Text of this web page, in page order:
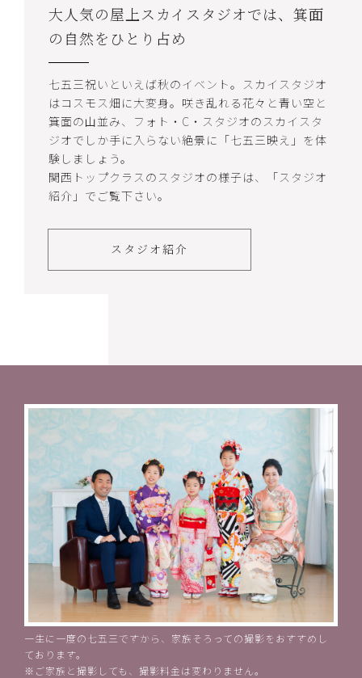
大人気の屋上スカイスタジオでは、箕面
の自然をひとり占め
七五三祝いといえば秋のイベント。スカイスタジオ
はコスモス畑に大変身。咲き乱れる花々と青い空と
箕面の山並み、フォト・C・スタジオのスカイスタ
ジオでしか手に入らない絶景に「七五三映え」を体
験しましょう。
関西トップクラスのスタジオの様子は、「スタジオ
紹介」でご覧下さい。
スタジオ紹介
一生に一度の七五三ですから、家族そろっての撮影をおすすめし
ております。
※ご家族と撮影しても、撮影料金は変わりません。